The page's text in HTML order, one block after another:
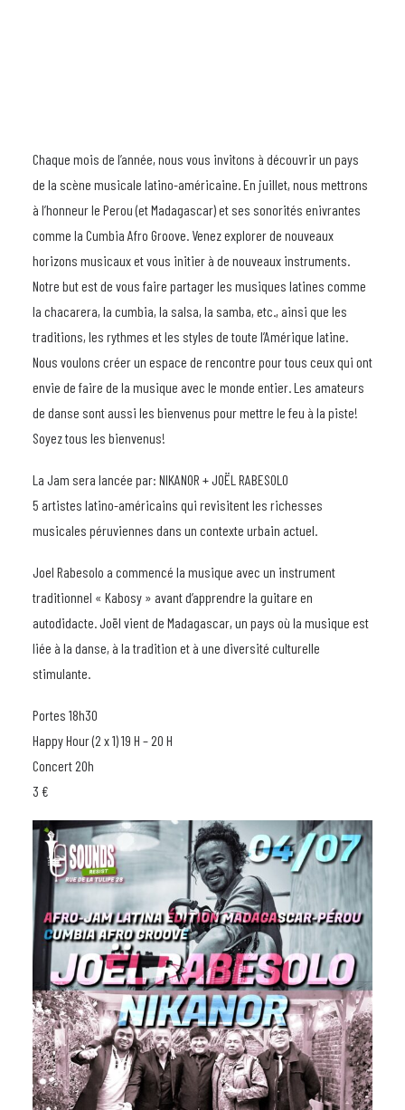
Chaque mois de l’année, nous vous invitons à découvrir un pays
de la scène musicale latino-américaine. En juillet, nous mettrons
à l’honneur le Perou (et Madagascar) et ses sonorités enivrantes
comme la Cumbia Afro Groove. Venez explorer de nouveaux
horizons musicaux et vous initier à de nouveaux instruments.
Notre but est de vous faire partager les musiques latines comme
la chacarera, la cumbia, la salsa, la samba, etc., ainsi que les
traditions, les rythmes et les styles de toute l’Amérique latine.
Nous voulons créer un espace de rencontre pour tous ceux qui ont
envie de faire de la musique avec le monde entier. Les amateurs
de danse sont aussi les bienvenus pour mettre le feu à la piste!
Soyez tous les bienvenus!
La Jam sera lancée par: NIKANOR + JOËL RABESOLO
5 artistes latino-américains qui revisitent les richesses
musicales péruviennes dans un contexte urbain actuel.
Joel Rabesolo a commencé la musique avec un instrument
traditionnel « Kabosy » avant d’apprendre la guitare en
autodidacte. Joël vient de Madagascar, un pays où la musique est
liée à la danse, à la tradition et à une diversité culturelle
stimulante.
Portes 18h30
Happy Hour (2 x 1) 19 H – 20 H
Concert 20h
3 €